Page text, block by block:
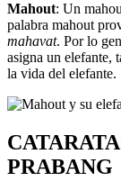
Mahout: Un
palabra mahout
mahavat. Por lo
asigna un elefante,
la vida del elefante.
PRABANG